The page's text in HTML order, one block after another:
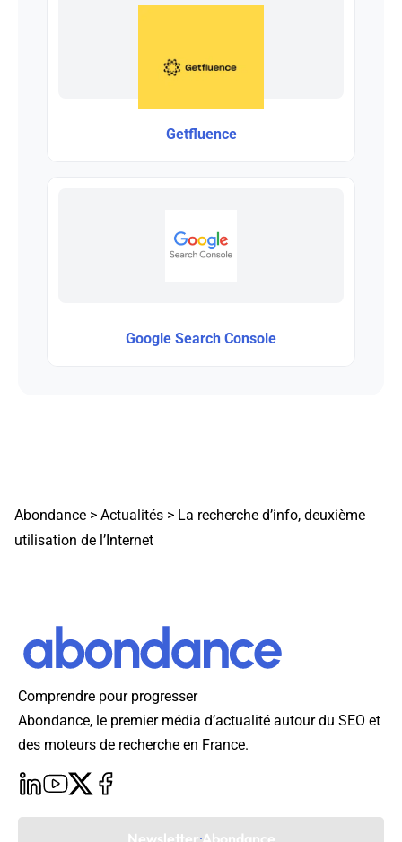
Getfluence
Google Search Console
Abondance > Actualités > La recherche d’info, deuxième
utilisation de l’Internet
Comprendre pour progresser
Abondance, le premier média d’actualité autour du SEO et
des moteurs de recherche en France.
Newsletter Abondance